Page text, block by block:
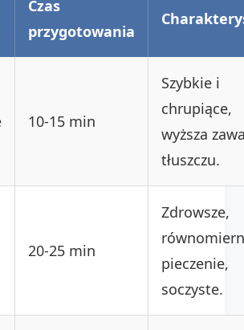
Czas
przygotowania
10-15 min
Szybkie i
chrupiące,
wyższa
tłuszczu.
20-25 min
Zdrowsze,
pieczenie,
soczyste.